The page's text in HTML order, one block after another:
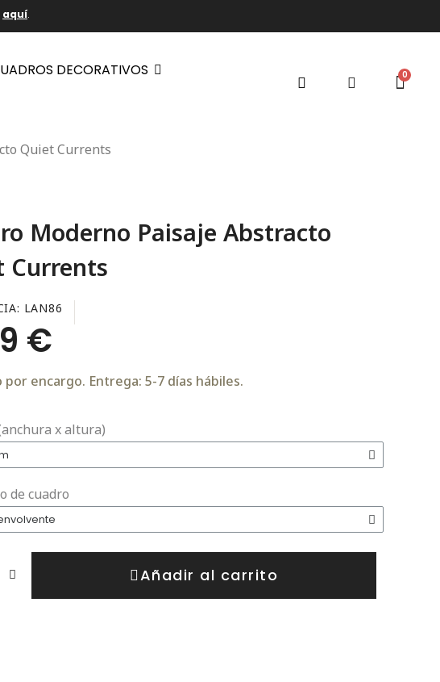
aquí.
DECORATIVOS
Quiet Currents
Moderno Paisaje Abstracto
Currents
LAN86
€
por encargo. Entrega: 5-7 días hábiles.
x altura)
de cuadro
Añadir al carrito